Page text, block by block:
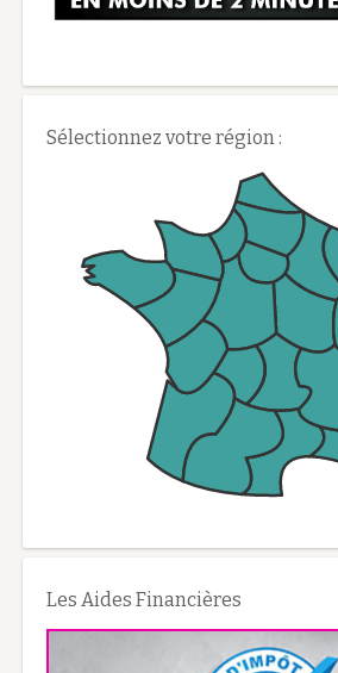
Sélectionnez votre région :
Les Aides Financières